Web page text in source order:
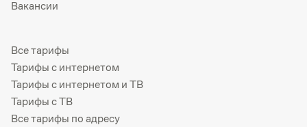
Вакансии
Все тарифы
Тарифы с интернетом
Тарифы с интернетом и ТВ
Тарифы с ТВ
Все тарифы по адресу